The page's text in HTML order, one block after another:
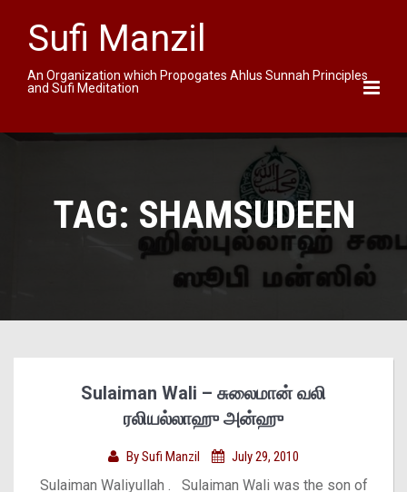
Sufi Manzil
An Organization which Propogates Ahlus Sunnah Principles
and Sufi Meditation
TAG: SHAMSUDEEN
Sulaiman Wali – சுலைமான் வலி
ரலியல்லாஹு அன்ஹு
BySufi Manzil July 29, 2010
Sulaiman Waliyullah . Sulaiman Wali was the son of